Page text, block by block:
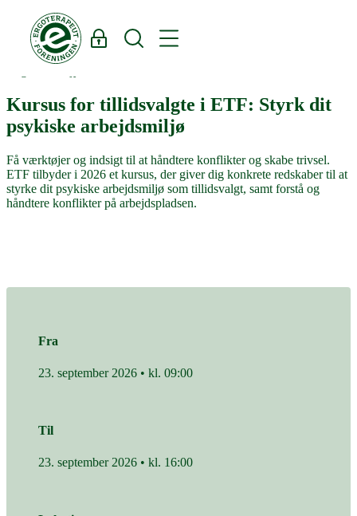
Log ind Søg
Kursus for tillidsvalgte i ETF: Styrk dit
psykiske arbejdsmiljø
Få værktøjer og indsigt til at håndtere konflikter og skabe trivsel.
ETF tilbyder i 2026 et kursus, der giver dig konkrete redskaber til at
styrke dit psykiske arbejdsmiljø som tillidsvalgt, samt forstå og
håndtere konflikter på arbejdspladsen.
Fra
23. september 2026 • kl. 09:00
Til
23. september 2026 • kl. 16:00